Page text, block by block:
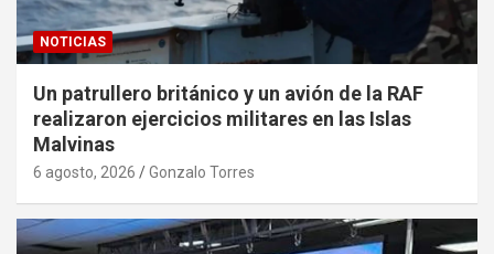
NOTICIAS
Un patrullero británico y un avión de la RAF
realizaron ejercicios militares en las Islas
Malvinas
6 agosto, 2026 Gonzalo Torres